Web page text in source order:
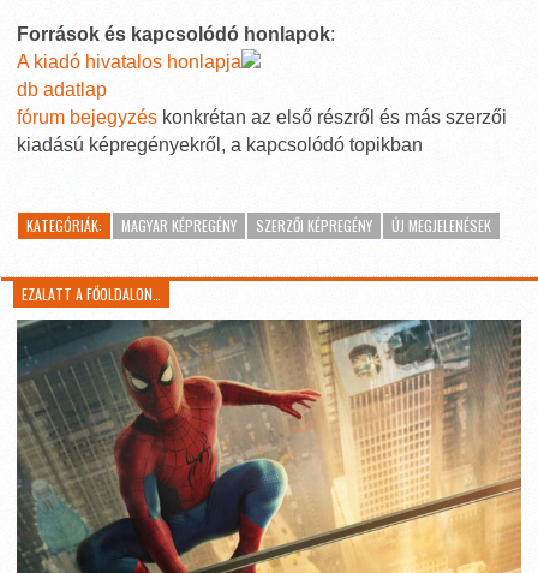
Források és kapcsolódó honlapok:
A kiadó hivatalos honlapja
db adatlap
fórum bejegyzés konkrétan az első részről és más szerzői
kiadású képregényekről, a kapcsolódó topikban
KATEGÓRIÁK: MAGYAR KÉPREGÉNY SZERZŐI KÉPREGÉNY ÚJ MEGJELENÉSEK
EZALATT A FŐOLDALON…